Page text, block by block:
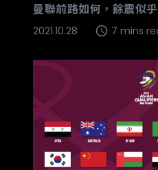
曼聯前路如何，餘震似
2021.10.28 7 mins